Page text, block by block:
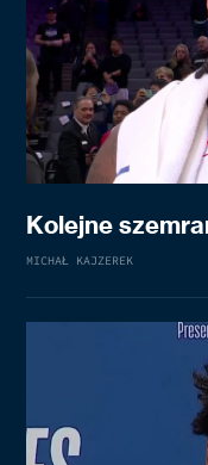
Kolejne
MICHAŁ KAJZEREK